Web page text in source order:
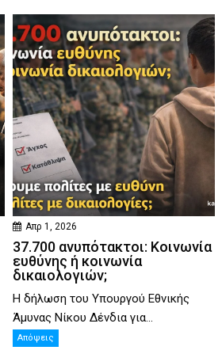
Απρ 1, 2026
37.700 ανυπότακτοι: Κοινωνία
ευθύνης ή κοινωνία
δικαιολογιών;
Η δήλωση του Υπουργού Εθνικής
Άμυνας Νίκου Δένδια για...
Απόψεις